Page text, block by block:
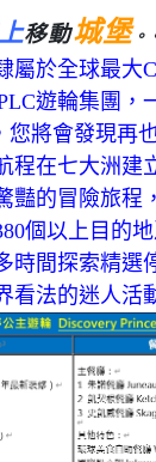
移動城堡。
屬於全球最大
遊輪集團，
將會發現再
程在七大洲建
豔的冒險旅程
個以上目的
時間探索精選
看法的迷人活